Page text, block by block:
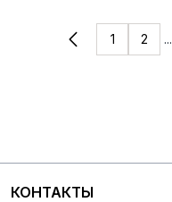
1 2 ...
КОНТАКТЫ